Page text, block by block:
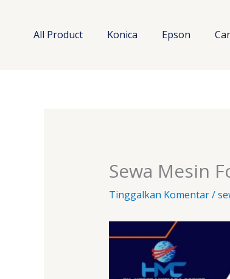
All Product Konica Epson
Sewa Mesin
Tinggalkan Komentar/